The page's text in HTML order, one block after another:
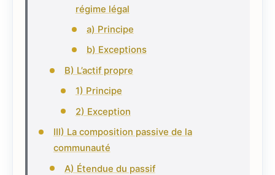
régime légal
a) Principe
b) Exceptions
B) L’actif propre
1) Principe
2) Exception
III) La composition passive de la
communauté
A) Étendue du passif